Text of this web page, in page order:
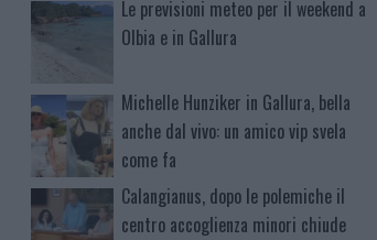
Le previsioni meteo per il weekend a
Olbia e in Gallura
Michelle Hunziker in Gallura, bella
anche dal vivo: un amico vip svela
come fa
Calangianus, dopo le polemiche il
centro accoglienza minori chiude